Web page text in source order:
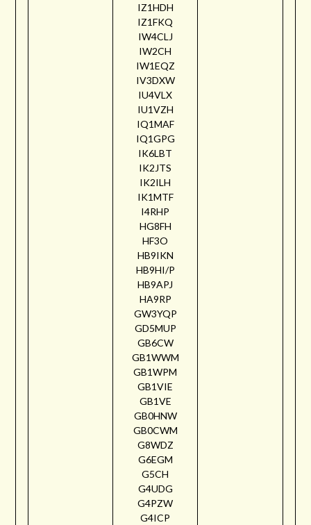
IZ1HDH
IZ1FKQ
IW4CLJ
IW2CH
IW1EQZ
IV3DXW
IU4VLX
IU1VZH
IQ1MAF
IQ1GPG
IK6LBT
IK2JTS
IK2ILH
IK1MTF
I4RHP
HG8FH
HF3O
HB9IKN
HB9HI/P
HB9APJ
HA9RP
GW3YQP
GD5MUP
GB6CW
GB1WWM
GB1WPM
GB1VIE
GB1VE
GB0HNW
GB0CWM
G8WDZ
G6EGM
G5CH
G4UDG
G4PZW
G4ICP